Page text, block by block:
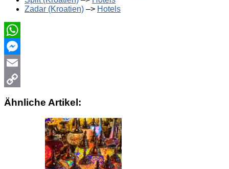
Zadar (Kroatien) –> Hotels
WhatsApp
Messenger
Email
Ähnliche Artikel: